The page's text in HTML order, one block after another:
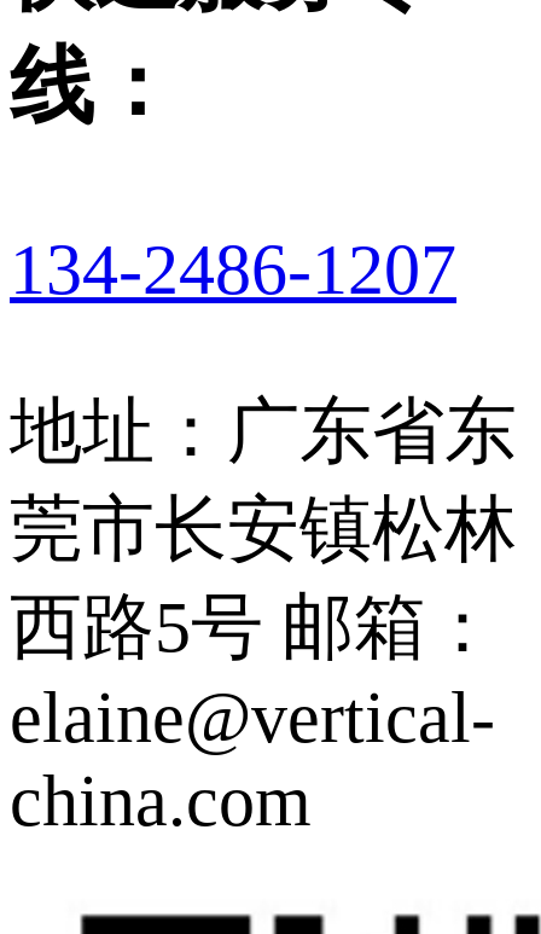
线：
134-2486-1207
地址：广东省东
莞市长安镇松林
西路5号 邮箱：
elaine@vertical-
china.com